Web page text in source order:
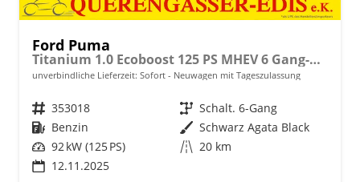
Ford Puma
Titanium 1.0 Ecoboost 125 PS MHEV 6 Gang-Navi-Rückfahrkamera-17" Alu-Winterpaket-Sofort
unverbindliche Lieferzeit: Sofort Neuwagen mit Tageszulassung
Fahrzeugnr. 353018 Getriebe Schalt. 6-Gang
Kraftstoff Benzin Außenfarbe Schwarz Agata Black
Leistung 92 kW (125 PS) Kilometerstand 20 km
12.11.2025